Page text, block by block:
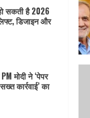
सकती है 2026
डिजाइन और
मोदी ने ‘पेपर
कार्रवाई’ का